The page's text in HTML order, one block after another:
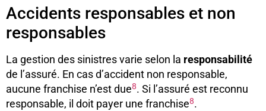
Accidents responsables et non
responsables
La gestion des sinistres varie selon la responsabilité
de l’assuré. En cas d’accident non responsable,
aucune franchise n’est due8. Si l’assuré est reconnu
responsable, il doit payer une franchise8.